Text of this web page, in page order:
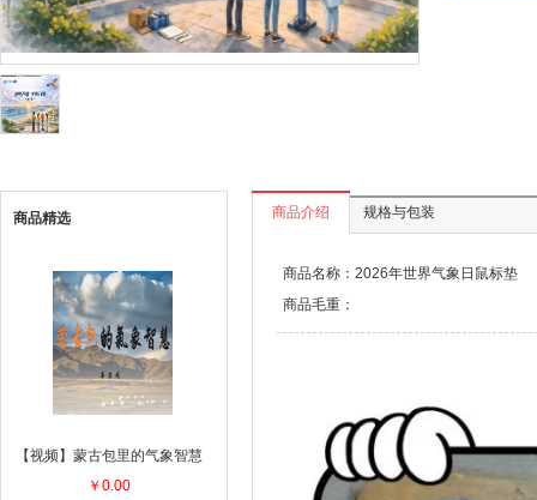
商品精选
【视频】蒙古包里的气象智慧
￥0.00
商品介绍 规格与包装
商品名称：2026年世界气象日鼠标垫
商品毛重：